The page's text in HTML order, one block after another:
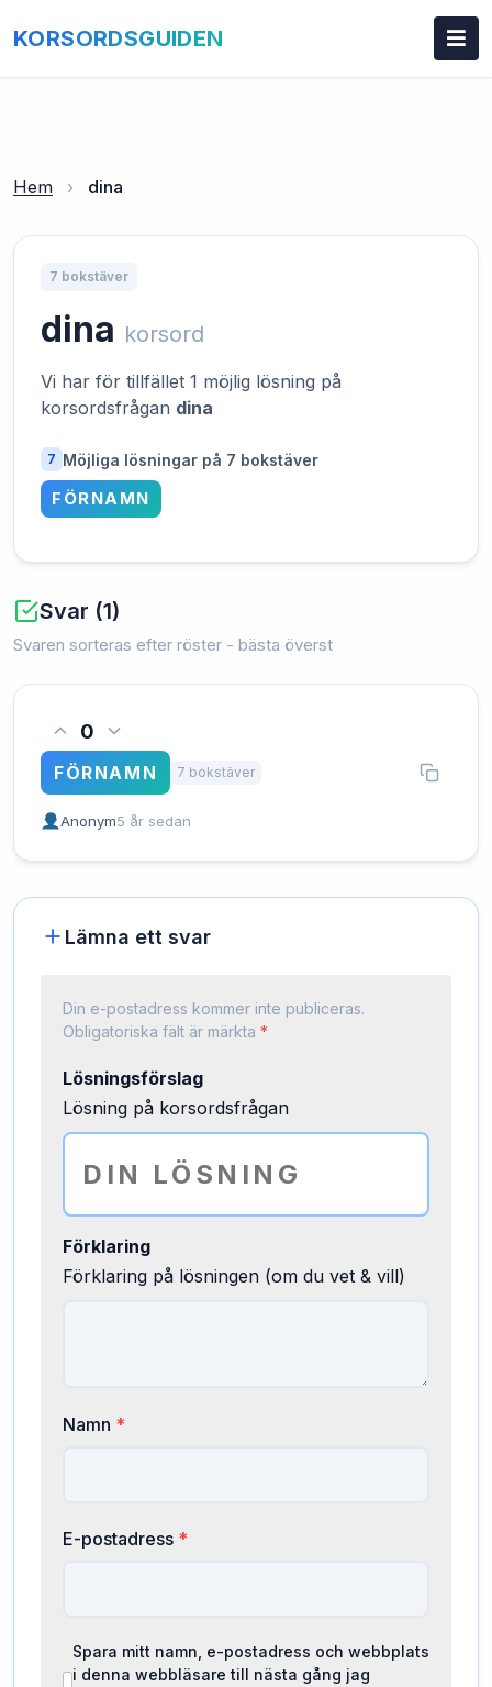
KORSORDSGUIDEN
Hem › dina
7 bokstäver
dina korsord
Vi har för tillfället 1 möjlig lösning på
korsordsfrågan dina
7 Möjliga lösningar på 7 bokstäver
FÖRNAMN
Svar (1)
Svaren sorteras efter röster - bästa överst
0
FÖRNAMN 7 bokstäver
Anonym5 år sedan
Lämna ett svar
Din e-postadress kommer inte publiceras.
Obligatoriska fält är märkta *
Lösningsförslag
Lösning på korsordsfrågan
Förklaring
Förklaring på lösningen (om du vet & vill)
Namn *
E-postadress *
Spara mitt namn, e-postadress och webbplats
i denna webbläsare till nästa gång jag